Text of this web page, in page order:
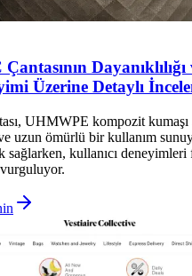
Dayanıklılığı
Üzerine Detaylı
UHMWPE kompozit kumaşı
uzun ömürlü bir kullanım
sağlarken, kullanıcı